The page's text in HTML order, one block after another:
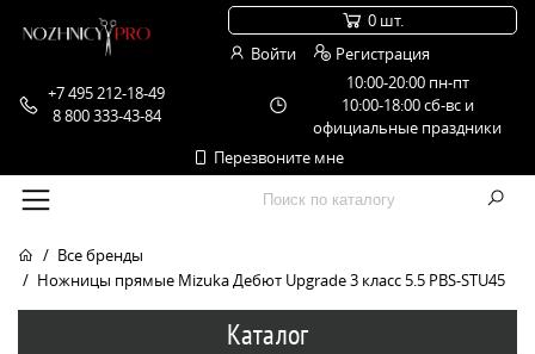
+7 495 212-18-49
8 800 333-43-84
10:00-20:00 пн-пт
10:00-18:00 сб-вс и
официальные праздники
Перезвоните мне
0 шт.
Войти
Регистрация
Все бренды
Ножницы прямые Mizuka Дебют Upgrade 3 класс 5.5 PBS-STU45
Каталог